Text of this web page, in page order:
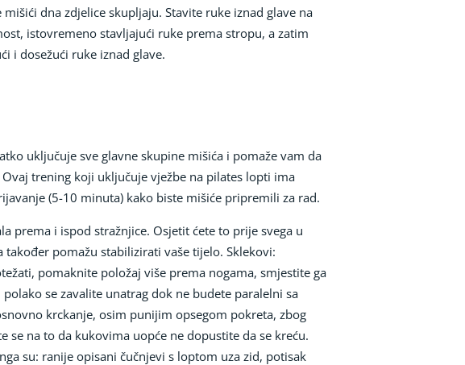
dna zdjelice skupljaju. Stavite ruke iznad glave na
istovremeno stavljajući ruke prema stropu, a zatim
i dosežući ruke iznad glave.
uključuje sve glavne skupine mišića i pomaže vam da
trening koji uključuje vježbe na pilates lopti ima
(5-10 minuta) kako biste mišiće pripremili za rad.
prema i ispod stražnjice. Osjetit ćete to prije svega u
pomažu stabilizirati vaše tijelo. Sklekovi:
pomaknite položaj više prema nogama, smjestite ga
se zavalite unatrag dok ne budete paralelni sa
krckanje, osim punijim opsegom pokreta, zbog
na to da kukovima uopće ne dopustite da se kreću.
su: ranije opisani čučnjevi s loptom uza zid, potisak